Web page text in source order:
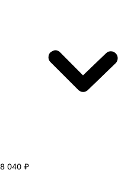
8 040 ₽